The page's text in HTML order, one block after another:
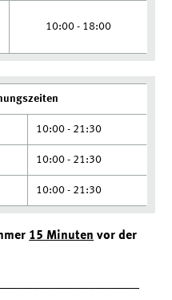
10:00 - 18:00
10:00 - 21:30
10:00 - 21:30
10:00 - 21:30
15 Minuten vor der